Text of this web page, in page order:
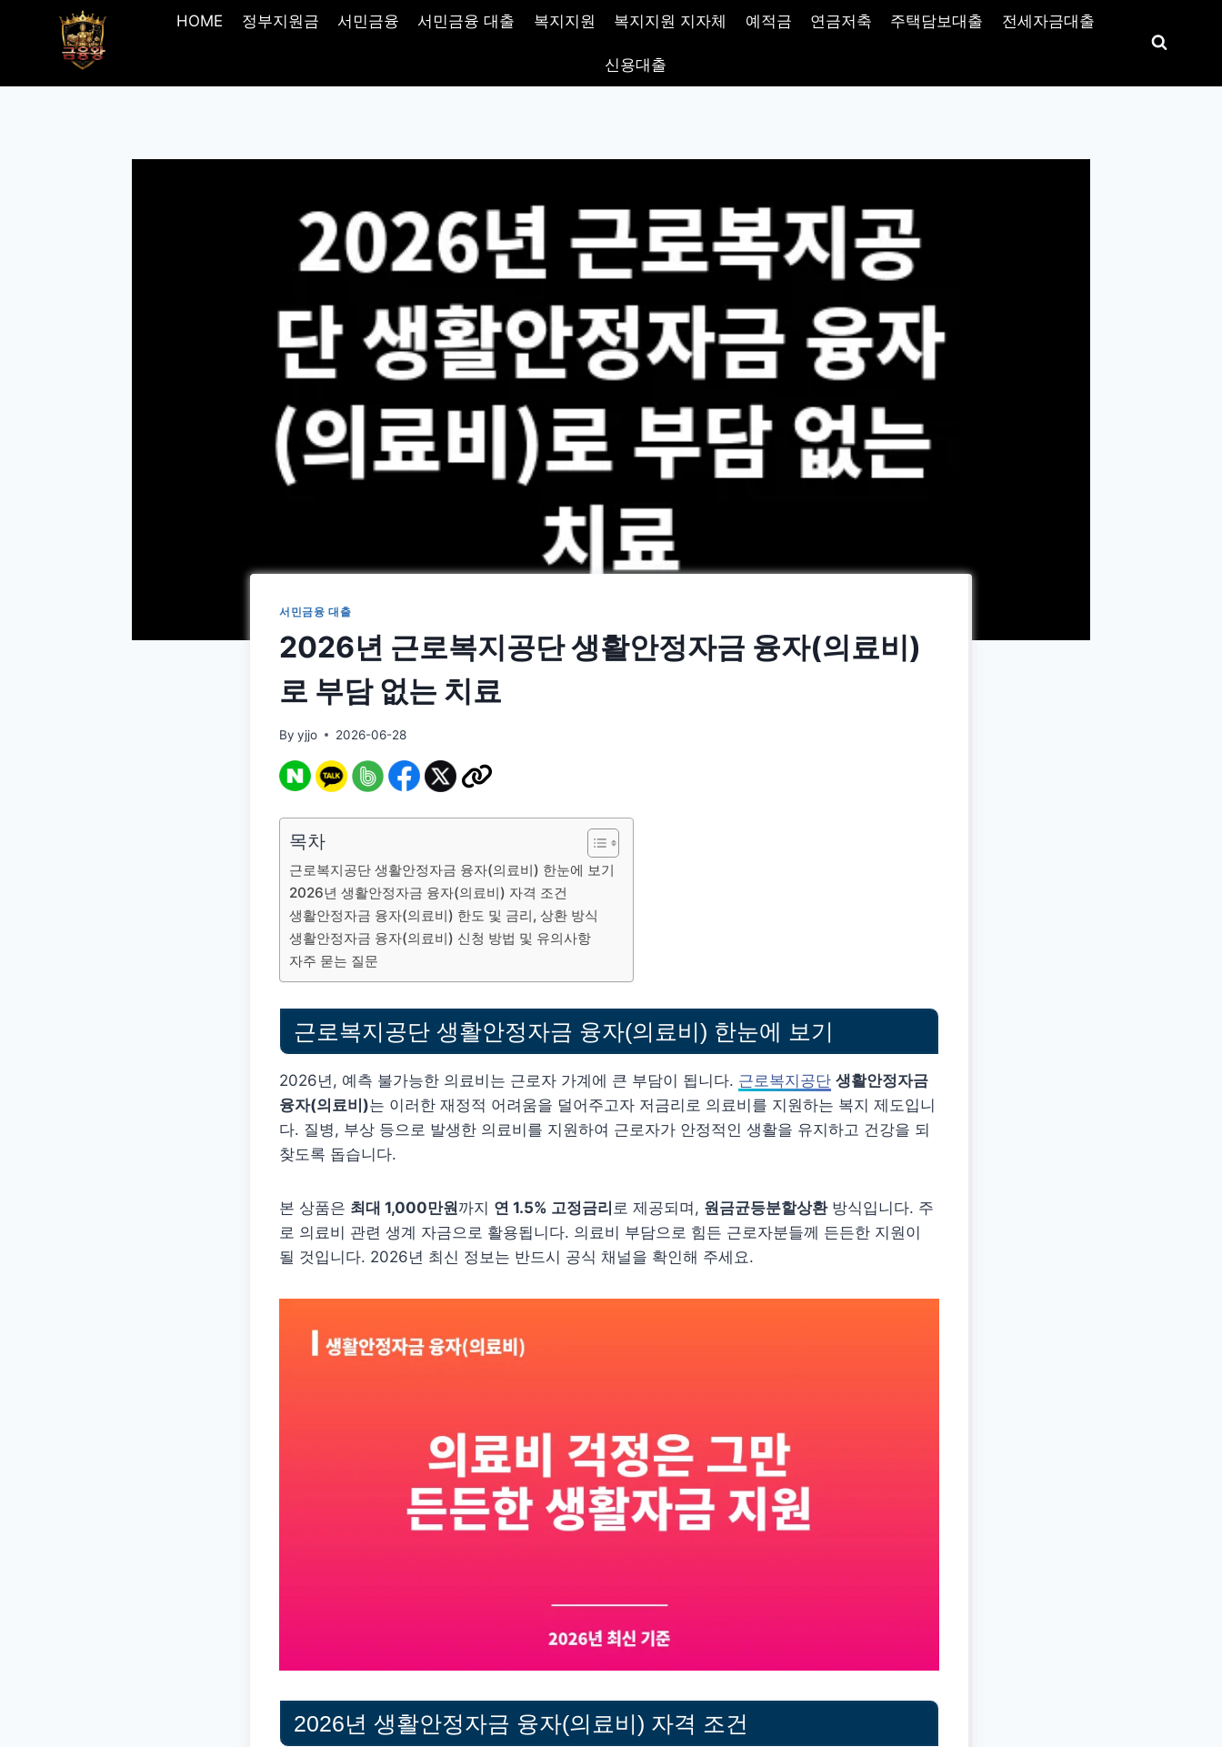
HOME 정부지원금 서민금융 서민금융 대출 복지지원 복지지원 지자체 예적금 연금저축 주택담보대출 전세자금대출
신용대출
서민금융 대출
2026년 근로복지공단 생활안정자금 융자(의료비)
로 부담 없는 치료
By yjjo 2026-06-28
목차
근로복지공단 생활안정자금 융자(의료비) 한눈에 보기
2026년 생활안정자금 융자(의료비) 자격 조건
생활안정자금 융자(의료비) 한도 및 금리, 상환 방식
생활안정자금 융자(의료비) 신청 방법 및 유의사항
자주 묻는 질문
근로복지공단 생활안정자금 융자(의료비) 한눈에 보기
2026년, 예측 불가능한 의료비는 근로자 가계에 큰 부담이 됩니다. 근로복지공단 생활안정자금
융자(의료비)는 이러한 재정적 어려움을 덜어주고자 저금리로 의료비를 지원하는 복지 제도입니
다. 질병, 부상 등으로 발생한 의료비를 지원하여 근로자가 안정적인 생활을 유지하고 건강을 되
찾도록 돕습니다.
본 상품은 최대 1,000만원까지 연 1.5% 고정금리 로 제공되며, 원금균등분할상환방식입니다. 주
로 의료비 관련 생계 자금으로 활용됩니다. 의료비 부담으로 힘든 근로자분들께 든든한 지원이
될 것입니다. 2026년 최신 정보는 반드시 공식 채널을 확인해 주세요.
2026년 생활안정자금 융자(의료비) 자격 조건